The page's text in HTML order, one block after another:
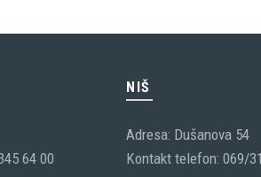
64 00
NIŠ
Adresa: Dušanova 54
Kontakt telefon: 069/